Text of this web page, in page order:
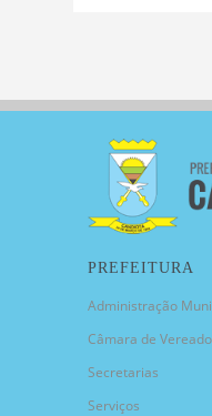
PREFEITURA
Administração
Câmara de
Secretarias
Serviços